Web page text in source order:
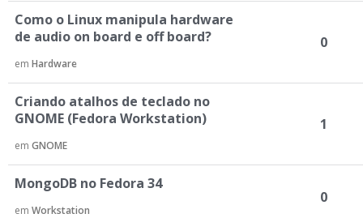
Como o Linux manipula hardware
de audio on board e off board?
em Hardware
0
Criando atalhos de teclado no
GNOME (Fedora Workstation)
em GNOME
1
MongoDB no Fedora 34
em Workstation
0